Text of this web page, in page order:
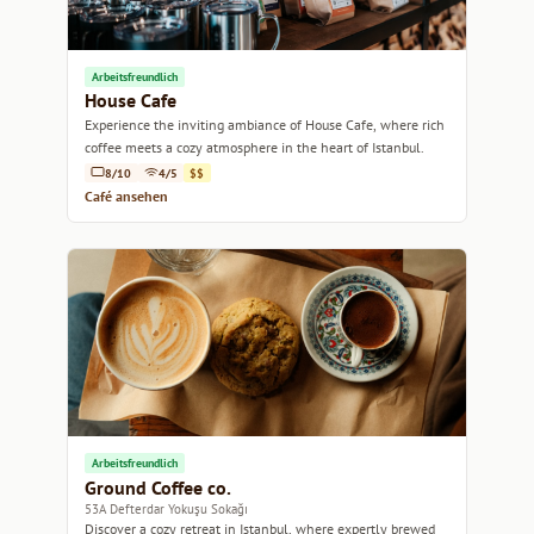
Arbeitsfreundlich
House Cafe
Experience the inviting ambiance of House Cafe, where rich
coffee meets a cozy atmosphere in the heart of Istanbul.
8/10 4/5 $$
Café ansehen
Arbeitsfreundlich
Ground Coffee co.
53A Defterdar Yokuşu Sokağı
Discover a cozy retreat in Istanbul, where expertly brewed